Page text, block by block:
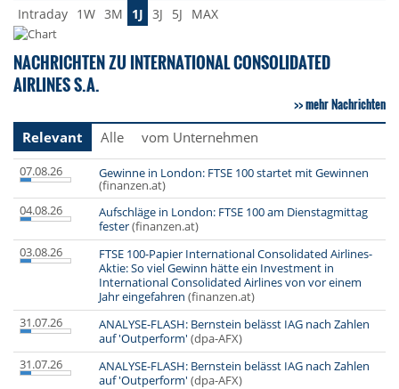
Intraday 1W 3M 1J 3J 5J MAX
NACHRICHTEN ZU INTERNATIONAL CONSOLIDATED
AIRLINES S.A.
mehr Nachrichten
Relevant
Alle vom Unternehmen
07.08.26 Gewinne in London: FTSE 100 startet mit Gewinnen
(finanzen.at)
04.08.26
Aufschläge in London: FTSE 100 am Dienstagmittag
fester(finanzen.at)
03.08.26
FTSE 100-Papier International Consolidated Airlines-
Aktie: So viel Gewinn hätte ein Investment in
International Consolidated Airlines von vor einem
Jahr eingefahren (finanzen.at)
31.07.26
ANALYSE-FLASH: Bernstein belässt IAG nach Zahlen
auf 'Outperform' (dpa-AFX)
31.07.26
ANALYSE-FLASH: Bernstein belässt IAG nach Zahlen
auf 'Outperform' (dpa-AFX)